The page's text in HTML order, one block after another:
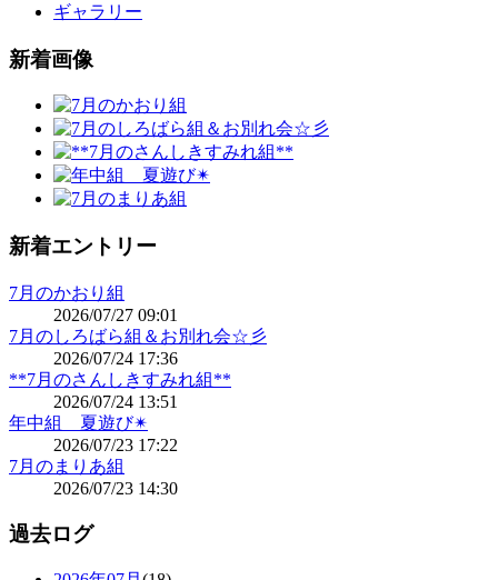
ギャラリー
新着画像
新着エントリー
7月のかおり組
2026/07/27 09:01
7月のしろばら組＆お別れ会☆彡
2026/07/24 17:36
**7月のさんしきすみれ組**
2026/07/24 13:51
年中組 夏遊び✴
2026/07/23 17:22
7月のまりあ組
2026/07/23 14:30
過去ログ